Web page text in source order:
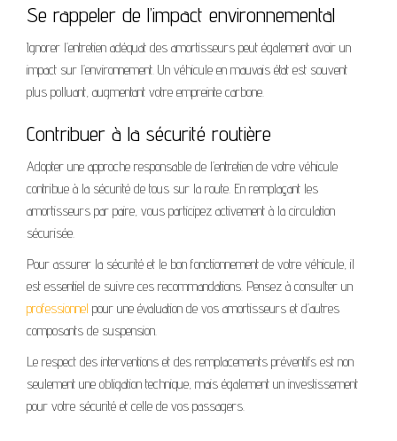
Se rappeler de l’impact environnemental
Ignorer l’entretien adéquat des amortisseurs peut également avoir un
impact sur l’environnement. Un véhicule en mauvais état est souvent
plus polluant, augmentant votre empreinte carbone.
Contribuer à la sécurité routière
Adopter une approche responsable de l’entretien de votre véhicule
contribue à la sécurité de tous sur la route. En remplaçant les
amortisseurs par paire, vous participez activement à la circulation
sécurisée.
Pour assurer la sécurité et le bon fonctionnement de votre véhicule, il
est essentiel de suivre ces recommandations. Pensez à consulter un
professionnel pour une évaluation de vos amortisseurs et d’autres
composants de suspension.
Le respect des interventions et des remplacements préventifs est non
seulement une obligation technique, mais également un investissement
pour votre sécurité et celle de vos passagers.